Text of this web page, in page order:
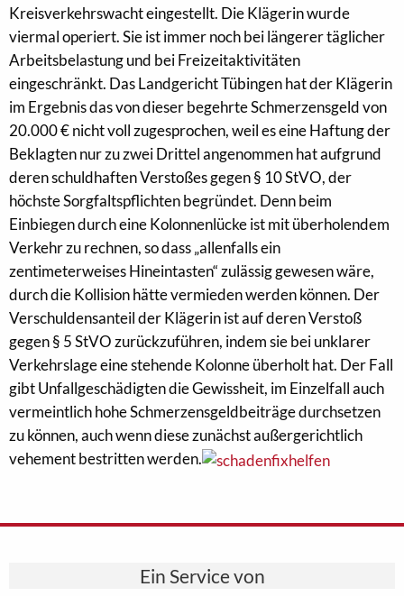
Kreisverkehrswacht eingestellt. Die Klägerin wurde
viermal operiert. Sie ist immer noch bei längerer täglicher
Arbeitsbelastung und bei Freizeitaktivitäten
eingeschränkt. Das Landgericht Tübingen hat der Klägerin
im Ergebnis das von dieser begehrte Schmerzensgeld von
20.000 € nicht voll zugesprochen, weil es eine Haftung der
Beklagten nur zu zwei Drittel angenommen hat aufgrund
deren schuldhaften Verstoßes gegen § 10 StVO, der
höchste Sorgfaltspflichten begründet. Denn beim
Einbiegen durch eine Kolonnenlücke ist mit überholendem
Verkehr zu rechnen, so dass „allenfalls ein
zentimeterweises Hineintasten“ zulässig gewesen wäre,
durch die Kollision hätte vermieden werden können. Der
Verschuldensanteil der Klägerin ist auf deren Verstoß
gegen § 5 StVO zurückzuführen, indem sie bei unklarer
Verkehrslage eine stehende Kolonne überholt hat. Der Fall
gibt Unfallgeschädigten die Gewissheit, im Einzelfall auch
vermeintlich hohe Schmerzensgeldbeiträge durchsetzen
zu können, auch wenn diese zunächst außergerichtlich
vehement bestritten werden.
Ein Service von